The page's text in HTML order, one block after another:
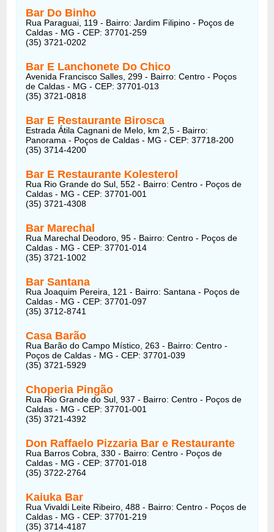
Bar Do Binho
Rua Paraguai, 119 - Bairro: Jardim Filipino - Poços de
Caldas - MG - CEP: 37701-259
(35) 3721-0202
Bar E Lanchonete Do Chico
Avenida Francisco Salles, 299 - Bairro: Centro - Poços
de Caldas - MG - CEP: 37701-013
(35) 3721-0818
Bar E Restaurante Birosca
Estrada Átila Cagnani de Melo, km 2,5 - Bairro:
Panorama - Poços de Caldas - MG - CEP: 37718-200
(35) 3714-4200
Bar E Restaurante Kolesterol
Rua Rio Grande do Sul, 552 - Bairro: Centro - Poços de
Caldas - MG - CEP: 37701-001
(35) 3721-4308
Bar Marechal
Rua Marechal Deodoro, 95 - Bairro: Centro - Poços de
Caldas - MG - CEP: 37701-014
(35) 3721-1002
Bar Santana
Rua Joaquim Pereira, 121 - Bairro: Santana - Poços de
Caldas - MG - CEP: 37701-097
(35) 3712-8741
Casa Barão
Rua Barão do Campo Místico, 263 - Bairro: Centro -
Poços de Caldas - MG - CEP: 37701-039
(35) 3721-5929
Choperia Pingão
Rua Rio Grande do Sul, 937 - Bairro: Centro - Poços de
Caldas - MG - CEP: 37701-001
(35) 3721-4392
Don Raffaelo Pizzaria Bar e Restaurante
Rua Barros Cobra, 330 - Bairro: Centro - Poços de
Caldas - MG - CEP: 37701-018
(35) 3722-2764
Kaiuka Bar
Rua Vivaldi Leite Ribeiro, 488 - Bairro: Centro - Poços de
Caldas - MG - CEP: 37701-219
(35) 3714-4187